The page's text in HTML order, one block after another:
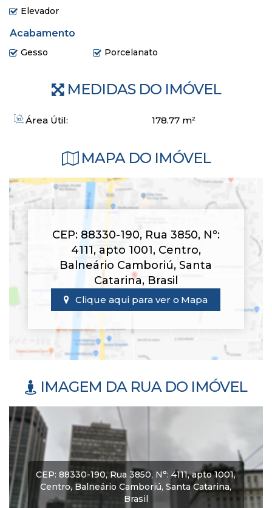
Elevador
Acabamento
Gesso Porcelanato
MEDIDAS DO IMÓVEL
Área Útil: 178.77 m²
MAPA DO IMÓVEL
CEP: 88330-190, Rua 3850, N°:
4111, apto 1001, Centro,
Balneário Camboriú,Santa
Catarina, Brasil
Clique aqui para ver o Mapa
IMAGEM DA RUA DO IMÓVEL
CEP: 88330-190, Rua 3850, N°: 4111,apto 1001,
Centro, Balneário Camboriú,Santa Catarina,
Brasil